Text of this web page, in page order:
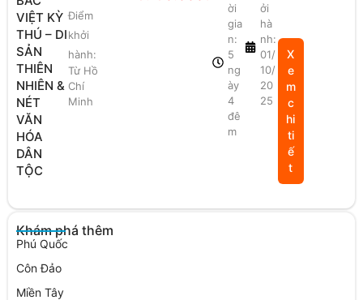
VIỆT KỲ
THÚ – DI
SẢN
THIÊN
NHIÊN &
NÉT
VĂN
HÓA
DÂN
TỘC
Điểm
khởi
hành:
Từ Hồ
Chí
Minh
ời
gia
n:
5
ng
ày
4
đê
m
ởi
hà
nh:
01/
10/
20
25
X
e
m
c
hi
ti
ế
t
Khám phá thêm
Phú Quốc
Côn Đảo
Miền Tây